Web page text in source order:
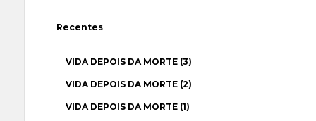
Recentes
VIDA DEPOIS DA MORTE (3)
VIDA DEPOIS DA MORTE (2)
VIDA DEPOIS DA MORTE (1)